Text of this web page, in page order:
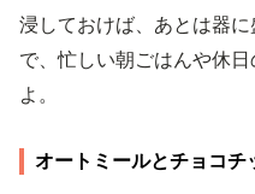
浸しておけば、あとは器
で、忙しい朝ごはんや休
よ。
オートミールとチョコチ